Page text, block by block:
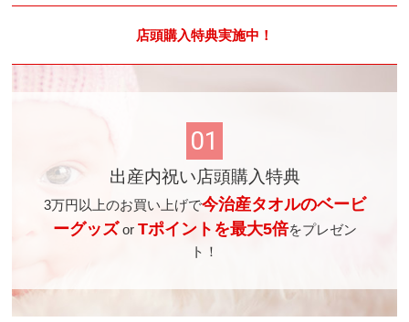
店頭購入特典実施中！
01
出産内祝い店頭購入特典
3万円以上のお買い上げで今治産タオルのベービ
ーグッズor Tポイントを最大5倍をプレゼン
ト！